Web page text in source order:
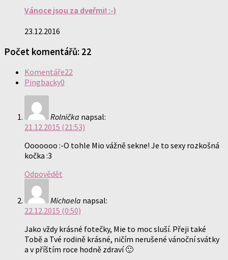
Vánoce jsou za dveřmi! :-)
23.12.2016
Počet komentářů: 22
Komentáře22
Pingbacky0
Rolnička napsal:
21.12.2015 (21:53)
Ooooooo :-O tohle Mio vážně sekne! Je to sexy rozkošná
kočka :3
Odpovědět
Michaela napsal:
22.12.2015 (0:50)
Jako vždy krásné fotečky, Mie to moc sluší. Přeji také
Tobě a Tvé rodině krásné, ničím nerušené vánoční svátky
a v příštím roce hodně zdraví 🙂